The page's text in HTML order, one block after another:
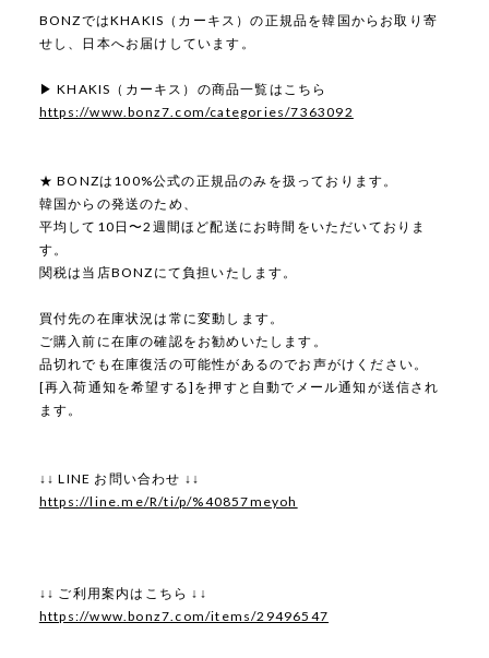
BONZではKHAKIS（カーキス）の正規品を韓国からお取り寄
せし、日本へお届けしています。
▶ KHAKIS（カーキス）の商品一覧はこちら
https://www.bonz7.com/categories/7363092
★ BONZは100%公式の正規品のみを扱っております。
韓国からの発送のため、
平均して10日〜2週間ほど配送にお時間をいただいておりま
す。
関税は当店BONZにて負担いたします。
買付先の在庫状況は常に変動します。
ご購入前に在庫の確認をお勧めいたします。
品切れでも在庫復活の可能性があるのでお声がけください。
[再入荷通知を希望する]を押すと自動でメール通知が送信され
ます。
↓↓ LINE お問い合わせ ↓↓
https://line.me/R/ti/p/%40857meyoh
↓↓ ご利用案内はこちら ↓↓
https://www.bonz7.com/items/29496547